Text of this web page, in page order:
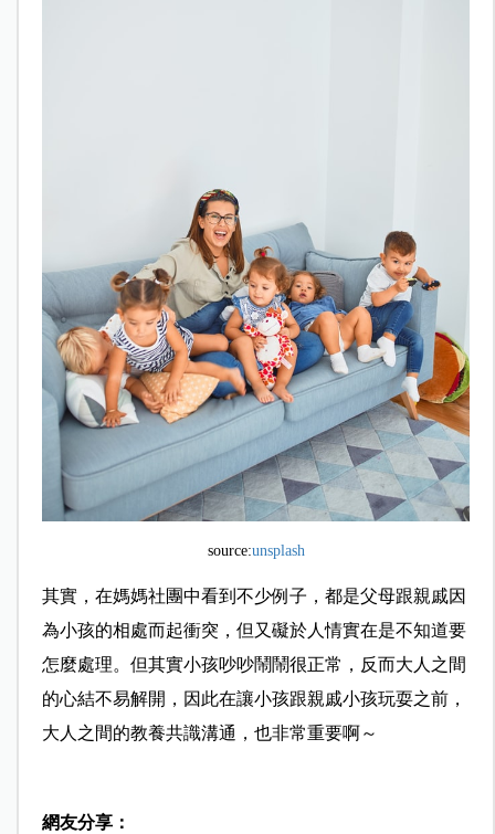
source:unsplash
其實，在媽媽社團中看到不少例子，都是父母跟親戚因
為小孩的相處而起衝突，但又礙於人情實在是不知道要
怎麼處理。但其實小孩吵吵鬧鬧很正常，反而大人之間
的心結不易解開，因此在讓小孩跟親戚小孩玩耍之前，
大人之間的教養共識溝通，也非常重要啊～
網友分享：